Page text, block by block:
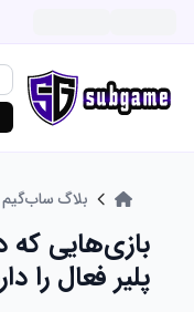
بلاگ ساب‌گیم
پلیر فعال را